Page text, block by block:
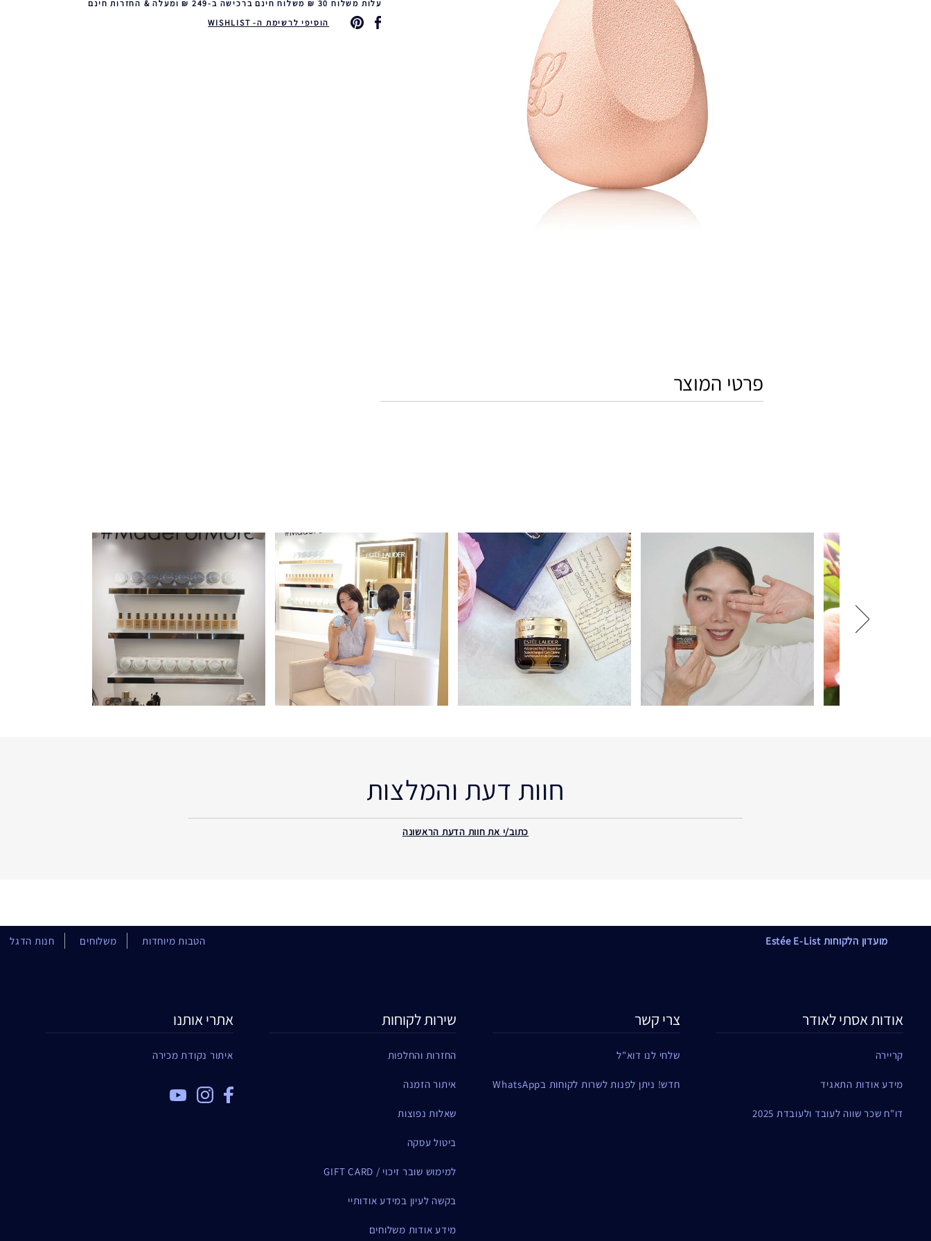
עלות משלוח 30 ₪ משלוח חינם ברכישה ב-249 ₪ ומעלה & החזרות חינם
הוסיפי לרשימת ה- WISHLIST
פרטי המוצר
חוות דעת והמלצות
כתוב/י את חוות הדעת הראשונה
מועדון הלקוחות Estée E-List הטבות מיוחדות משלוחים חנות הדגל
אודות אסתי לאודר
קריירה
מידע אודות התאגיד
דו"ח שכר שווה לעובד ולעובדת 2025
צרי קשר
שלחי לנו דוא"ל
חדש! ניתן לפנות לשרות לקוחות בWhatsApp
שירות לקוחות
החזרות והחלפות
איתור הזמנה
שאלות נפוצות
ביטול עסקה
למימוש שובר זיכוי / GIFT CARD
בקשה לעיון במידע אודותיי
מידע אודות משלוחים
אתרי אותנו
איתור נקודת מכירה